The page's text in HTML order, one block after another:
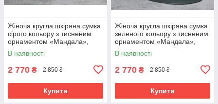
Жіноча кругла шкіряна сумка
сірого кольору з тисненим
орнаментом «Мандала»,
діаметр 22 см
В наявності
2 770 ₴ 2 850 ₴
Купити
Жіноча кругла шкіряна сумка
зеленого кольору з тисненим
орнаментом «Мандала»,
діаметр 22 см
В наявності
2 770 ₴ 2 850 ₴
Купити